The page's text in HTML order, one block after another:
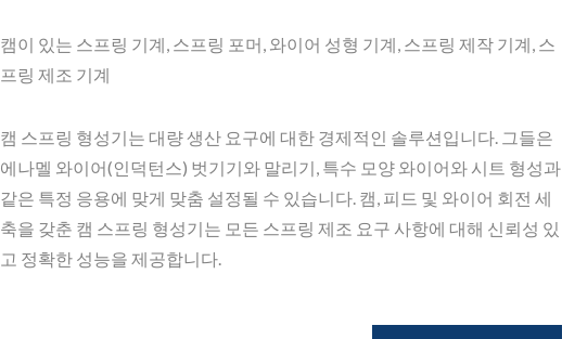
캠이 있는 스프링 기계, 스프링 포머, 와이어 성형 기계, 스프링 제작 기계, 스
프링 제조 기계
캠 스프링 형성기는 대량 생산 요구에 대한 경제적인 솔루션입니다. 그들은
에나멜 와이어(인덕턴스) 벗기기와 말리기, 특수 모양 와이어와 시트 형성과
같은 특정 응용에 맞게 맞춤 설정될 수 있습니다. 캠, 피드 및 와이어 회전 세
축을 갖춘 캠 스프링 형성기는 모든 스프링 제조 요구 사항에 대해 신뢰성 있
고 정확한 성능을 제공합니다.